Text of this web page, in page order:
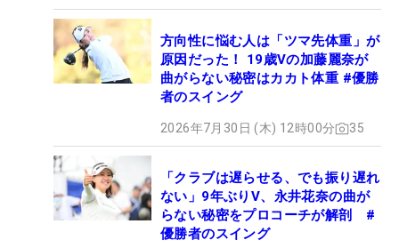
方向性に悩む人は「ツマ先体重」が
原因だった！ 19歳Vの加藤麗奈が
曲がらない秘密はカカト体重 #優勝
者のスイング
2026年7月30日 (木) 12時00分 35
「クラブは遅らせる、でも振り遅れ
ない」9年ぶりV、永井花奈の曲が
らない秘密をプロコーチが解剖 #
優勝者のスイング